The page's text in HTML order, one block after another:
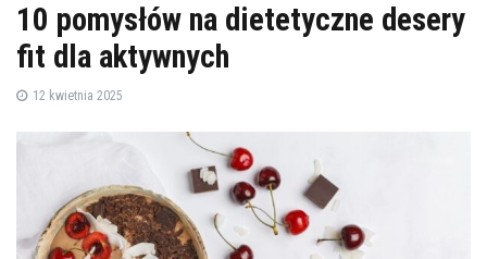
10 pomysłów na dietetyczne desery
fit dla aktywnych
12 kwietnia 2025